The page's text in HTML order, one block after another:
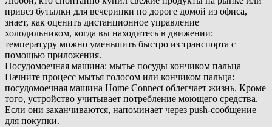
привез бутылки для вечеринки по дороге домой из офиса,
знает, как оценить дистанционное управление
холодильником, когда вы находитесь в движении:
температуру можно уменьшить быстро из транспорта с
помощью приложения.
Посудомоечная машина: мытье посуды кончиком пальца
Начните процесс мытья голосом или кончиком пальца:
посудомоечная машина Home Connect облегчает жизнь. Кроме
того, устройство учитывает потребление моющего средства.
Если они заканчиваются, напоминает через push-сообщение
для покупки.